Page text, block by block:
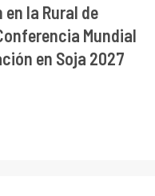
la Rural de
Mundial
en Soja 2027